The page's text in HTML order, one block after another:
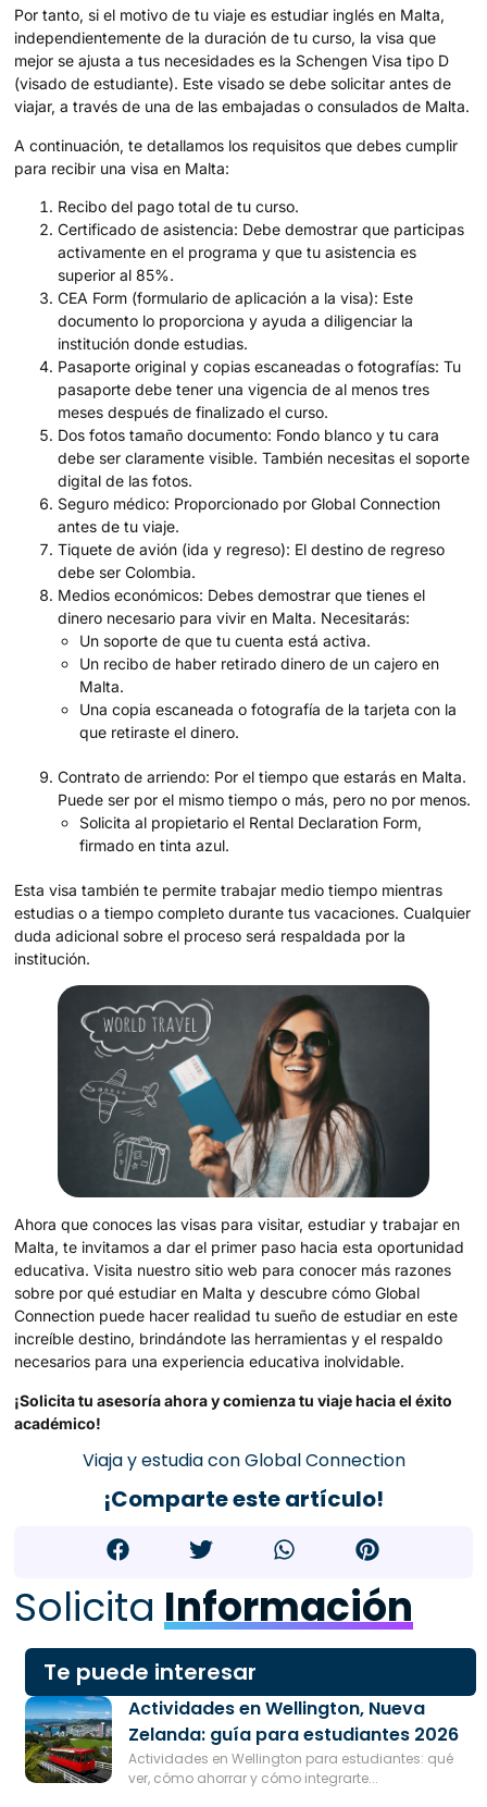
Por tanto, si el motivo de tu viaje es estudiar inglés en Malta,
independientemente de la duración de tu curso, la visa que
mejor se ajusta a tus necesidades es la Schengen Visa tipo D
(visado de estudiante). Este visado se debe solicitar antes de
viajar, a través de una de las embajadas o consulados de Malta.
A continuación, te detallamos los requisitos que debes cumplir
para recibir una visa en Malta:
Recibo del pago total de tu curso.
Certificado de asistencia: Debe demostrar que participas
activamente en el programa y que tu asistencia es
superior al 85%.
CEA Form (formulario de aplicación a la visa): Este
documento lo proporciona y ayuda a diligenciar la
institución donde estudias.
Pasaporte original y copias escaneadas o fotografías: Tu
pasaporte debe tener una vigencia de al menos tres
meses después de finalizado el curso.
Dos fotos tamaño documento: Fondo blanco y tu cara
debe ser claramente visible. También necesitas el soporte
digital de las fotos.
Seguro médico: Proporcionado por Global Connection
antes de tu viaje.
Tiquete de avión (ida y regreso): El destino de regreso
debe ser Colombia.
Medios económicos: Debes demostrar que tienes el
dinero necesario para vivir en Malta. Necesitarás:
Un soporte de que tu cuenta está activa.
Un recibo de haber retirado dinero de un cajero en
Malta.
Una copia escaneada o fotografía de la tarjeta con la
que retiraste el dinero.
Contrato de arriendo: Por el tiempo que estarás en Malta.
Puede ser por el mismo tiempo o más, pero no por menos.
Solicita al propietario el Rental Declaration Form,
firmado en tinta azul.
Esta visa también te permite trabajar medio tiempo mientras
estudias o a tiempo completo durante tus vacaciones. Cualquier
duda adicional sobre el proceso será respaldada por la
institución.
Ahora que conoces las visas para visitar, estudiar y trabajar en
Malta, te invitamos a dar el primer paso hacia esta oportunidad
educativa. Visita nuestro sitio web para conocer más razones
sobre por qué estudiar en Malta y descubre cómo Global
Connection puede hacer realidad tu sueño de estudiar en este
increíble destino, brindándote las herramientas y el respaldo
necesarios para una experiencia educativa inolvidable.
¡Solicita tu asesoría ahora y comienza tu viaje hacia el éxito
académico!
Viaja y estudia con Global Connection
¡Comparte este artículo!
Solicita Información
Te puede interesar
Actividades en Wellington, Nueva
Zelanda: guía para estudiantes 2026
Actividades en Wellington para estudiantes: qué
ver, cómo ahorrar y cómo integrarte...